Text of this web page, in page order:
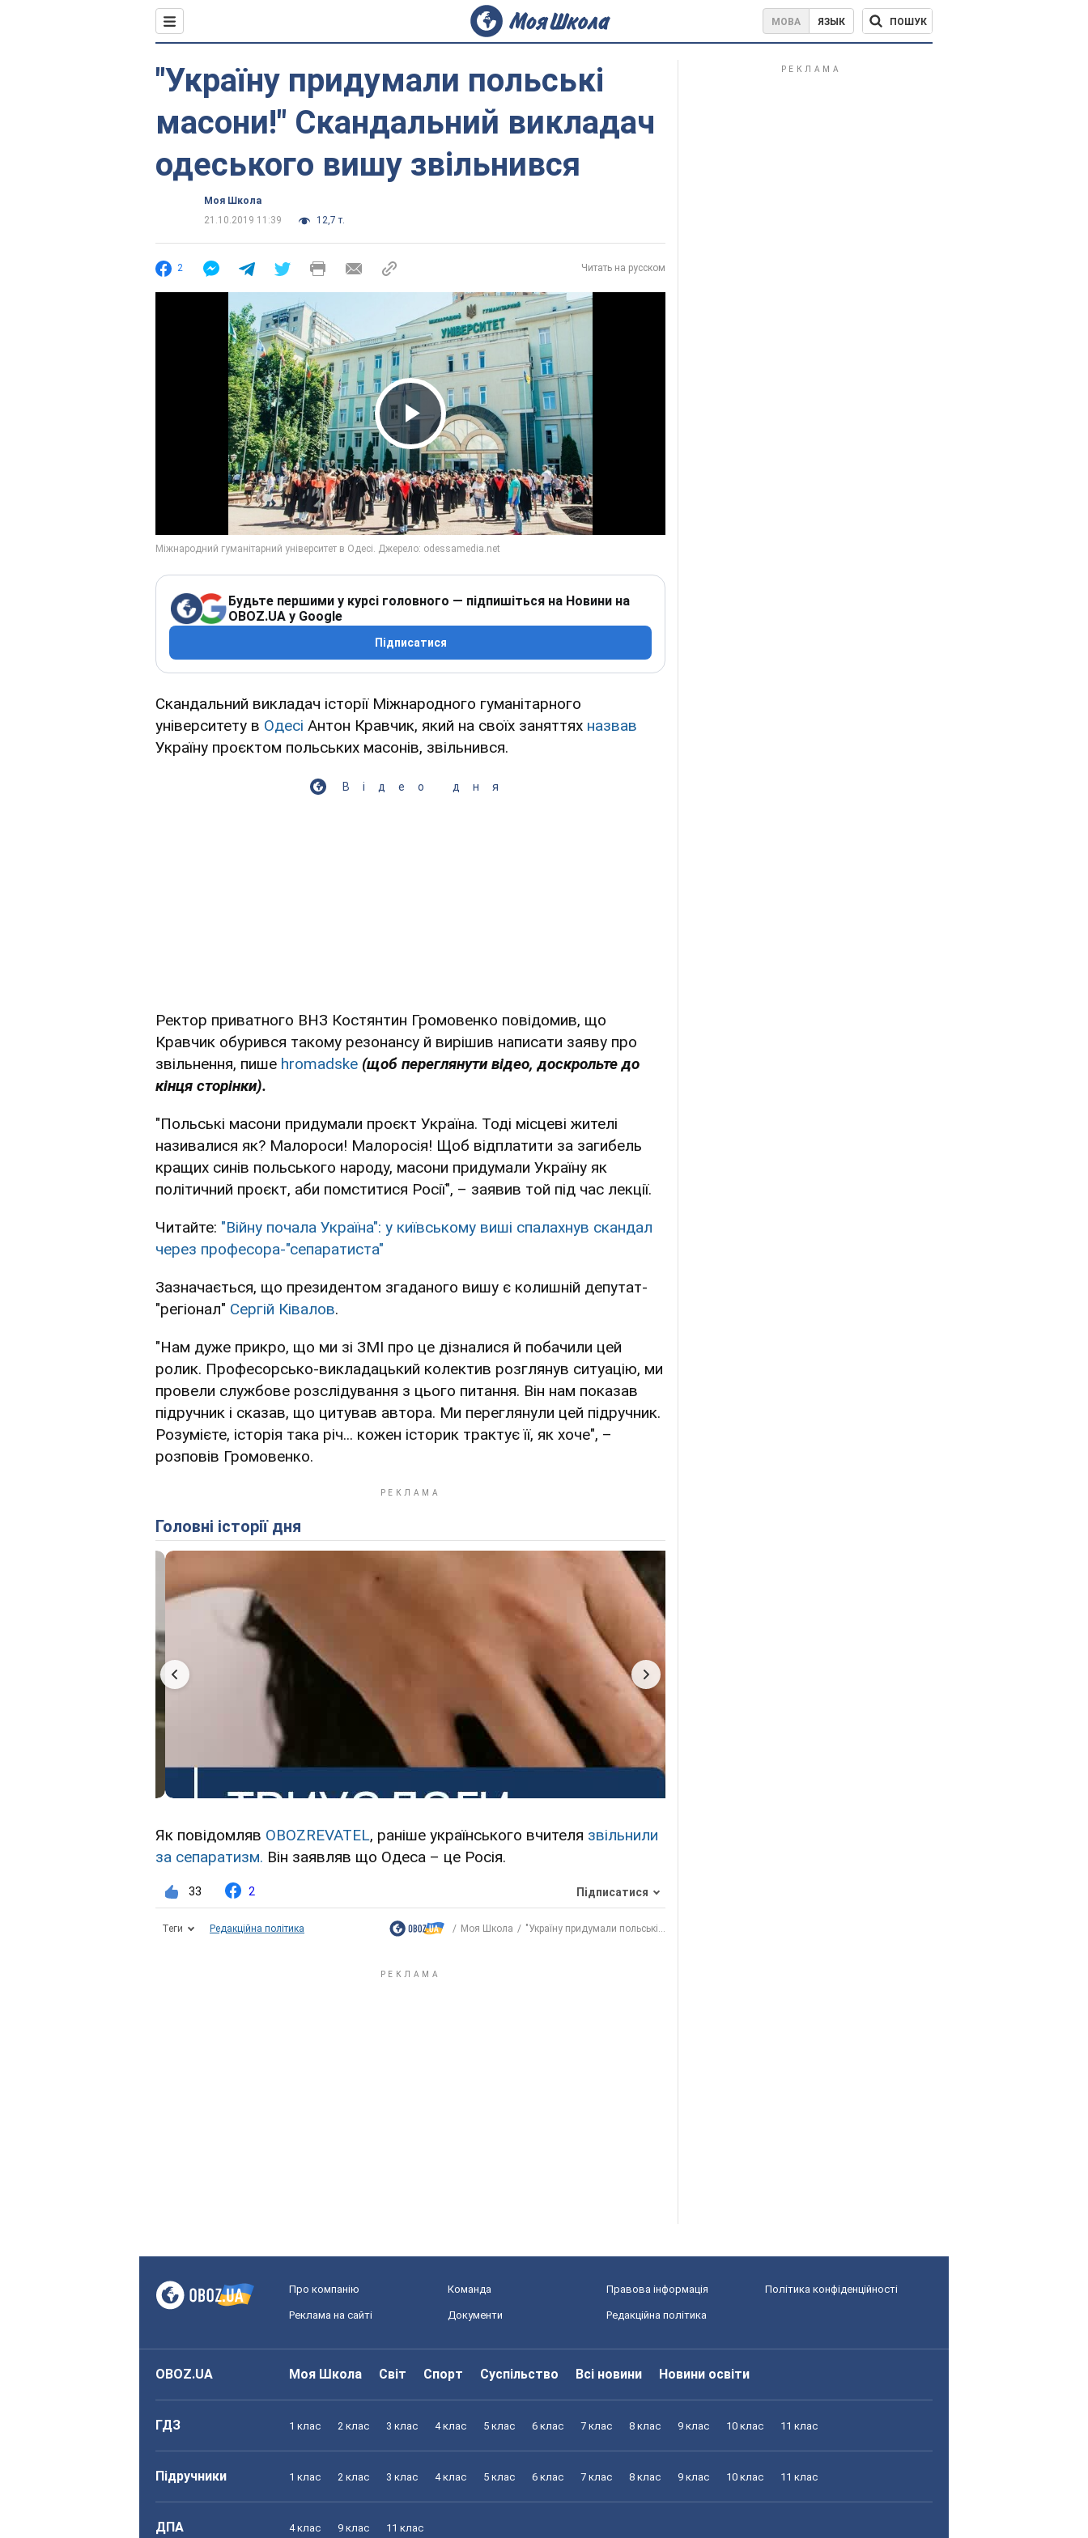
МОВА ЯЗЫК ПОШУК
"Україну придумали польські
масони!" Скандальний викладач
одеського вишу звільнився
Моя Школа
21.10.2019 11:39
12,7 т.
2 Читать на русском
Play Video
Будьте першими у курсі головного — підпишіться на Новини на
OBOZ.UA у Google
Підписатися
Скандальний викладач історії Міжнародного гуманітарного
університету в Одесі Антон Кравчик, який на своїх заняттях назвав
Україну проєктом польських масонів, звільнився.
Відео дня
Ректор приватного ВНЗ Костянтин Громовенко повідомив, що
Кравчик обурився такому резонансу й вирішив написати заяву про
звільнення, пише hromadske (щоб переглянути відео, доскрольте до
кінця сторінки).
"Польські масони придумали проєкт Україна. Тоді місцеві жителі
називалися як? Малороси! Малоросія! Щоб відплатити за загибель
кращих синів польського народу, масони придумали Україну як
політичний проєкт, аби помститися Росії", – заявив той під час лекції.
Читайте: "Війну почала Україна": у київському виші спалахнув скандал
через професора-"сепаратиста"
Зазначається, що президентом згаданого вишу є колишній депутат-
"регіонал" Сергій Ківалов.
"Нам дуже прикро, що ми зі ЗМІ про це дізналися й побачили цей
ролик. Професорсько-викладацький колектив розглянув ситуацію, ми
провели службове розслідування з цього питання. Він нам показав
підручник і сказав, що цитував автора. Ми переглянули цей підручник.
Розумієте, історія така річ... кожен історик трактує її, як хоче", –
розповів Громовенко.
Головні історії дня
Як повідомляв OBOZREVATEL, раніше українського вчителя звільнили
за сепаратизм. Він заявляв що Одеса – це Росія.
33 2 Підписатися
Теги Редакційна політика Моя Школа "Україну придумали польські...
Про компанію Команда Правова інформація Політика конфіденційності
Реклама на сайті Документи Редакційна політика
OBOZ.UA Моя Школа Світ Спорт Суспільство Всі новини Новини освіти
ГДЗ 1 клас 2 клас 3 клас 4 клас 5 клас 6 клас 7 клас 8 клас 9 клас 10 клас 11 клас
Підручники 1 клас 2 клас 3 клас 4 клас 5 клас 6 клас 7 клас 8 клас 9 клас 10 клас 11 клас
ДПА 4 клас 9 клас 11 клас